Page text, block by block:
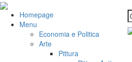
Salta
contenuto
VeniVidiViciHomepage
Menu
Economia e Politica
Arte
Pittura